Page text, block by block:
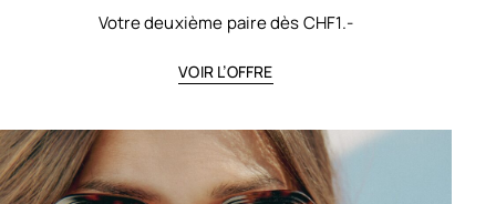
Votre deuxième paire dès CHF1.-
VOIR L’OFFRE